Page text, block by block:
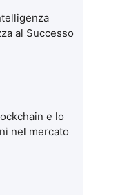
al Successo
e lo
nel mercato